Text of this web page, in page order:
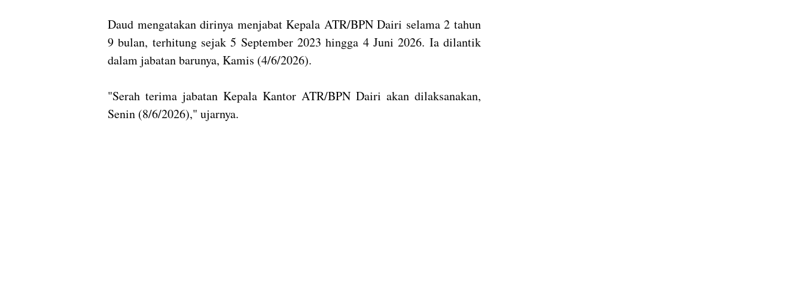
Daud mengatakan dirinya menjabat Kepala ATR/BPN Dairi selama 2 tahun
9 bulan, terhitung sejak 5 September 2023 hingga 4 Juni 2026. Ia dilantik
dalam jabatan barunya, Kamis (4/6/2026).
"Serah terima jabatan Kepala Kantor ATR/BPN Dairi akan dilaksanakan,
Senin (8/6/2026)," ujarnya.